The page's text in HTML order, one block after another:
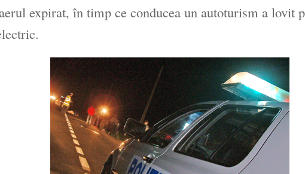
expirat, în timp ce conducea un autoturism a lovit